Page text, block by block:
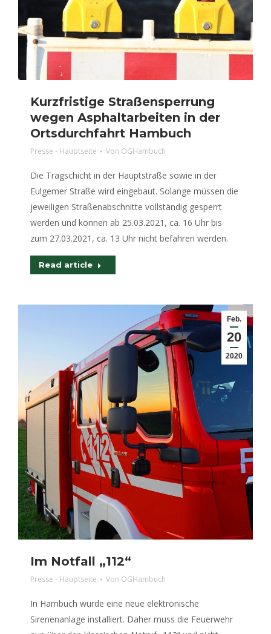
Kurzfristige Straßensperrung
wegen Asphaltarbeiten in der
Ortsdurchfahrt Hambuch
Presse - Hauptseite Von OGHambuch
Die Tragschicht in der Hauptstraße sowie in der
Eulgemer Straße wird eingebaut. Solange müssen die
jeweiligen Straßenabschnitte vollständig gesperrt
werden und können ab 25.03.2021, ca. 16 Uhr bis
zum 27.03.2021, ca. 13 Uhr nicht befahren werden.
Read article
Feb.
20
2020
Im Notfall „112“
Presse - Hauptseite Von OGHambuch
In Hambuch wurde eine neue elektronische
Sirenenanlage installiert. Daher muss die Feuerwehr